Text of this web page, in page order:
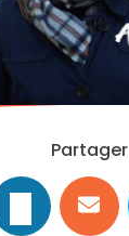
Partager